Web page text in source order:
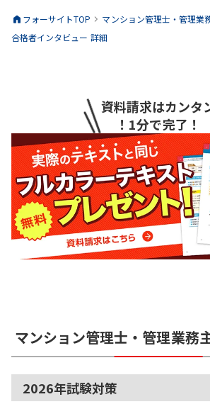
フォーサイトTOP マンション管理士・管理業
合格者インタビュー 詳細
資料請求はカンタ
！1分で完了！
マンション管理士・管理業務
2026年試験対策